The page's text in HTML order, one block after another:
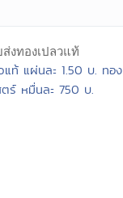
แท้ แผ่นละ 1.50 บ. ทอง
ร์ หมื่นละ 750 บ.